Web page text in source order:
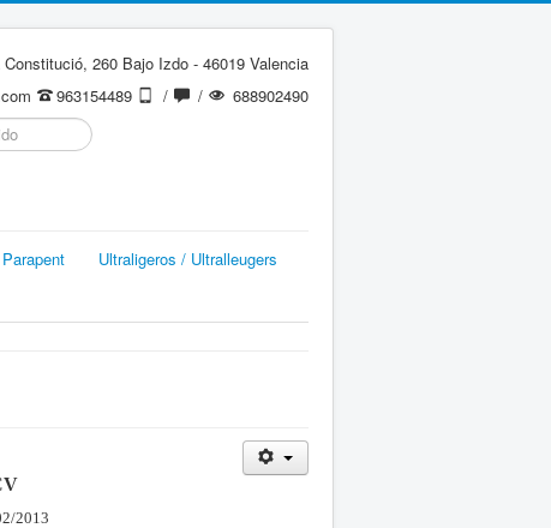
260 Bajo Izdo - 46019 Valencia
963154489 / /
688902490
Ultraligeros / Ultralleugers
2013